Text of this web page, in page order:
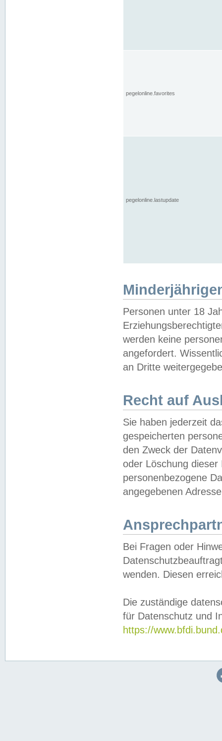
pegelonline.favorites
pegelonline.lastupdate
Personen unter 18
werden keine
angefordert.
an Dritte
Recht auf
Sie haben jederzeit
gespeicherten
den Zweck der
oder Löschung
personenbezogene
angegebenen
Bei Fragen oder
wenden. Diesen
Die zuständige
für Datenschutz und
https://